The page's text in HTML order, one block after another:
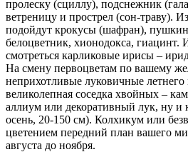
пролеску (сциллу), подснежник
ветреницу и прострел (сон-траву).
подойдут крокусы (шафран),
белоцветник, хионодокса, гиацинт.
смотреться карликовые ирисы –
На смену первоцветам по вашему
неприхотливые луковичные летнего
великолепная соседка хвойных –
аллиум или декоративный лук, ну и
осень, 20-150 см). Колхикум или
цветением передний план вашего
августа до ноября.